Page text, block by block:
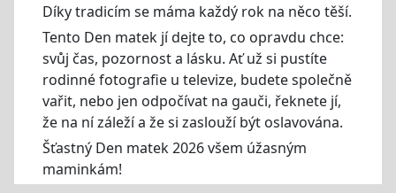
Díky tradicím se máma každý rok na něco těší.
Tento Den matek jí dejte to, co opravdu chce:
svůj čas, pozornost a lásku. Ať už si pustíte
rodinné fotografie u televize, budete společně
vařit, nebo jen odpočívat na gauči, řeknete jí,
že na ní záleží a že si zaslouží být oslavována.
Šťastný Den matek 2026 všem úžasným
maminkám!